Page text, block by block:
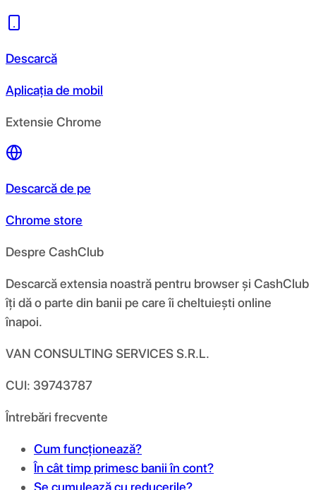
Descarcă
Aplicația de mobil
Extensie Chrome
Descarcă de pe
Chrome store
Despre CashClub
Descarcă extensia noastră pentru browser și CashClub
îți dă o parte din banii pe care îi cheltuiești online
înapoi.
VAN CONSULTING SERVICES S.R.L.
CUI: 39743787
Întrebări frecvente
Cum funcționează?
În cât timp primesc banii în cont?
Se cumulează cu reducerile?